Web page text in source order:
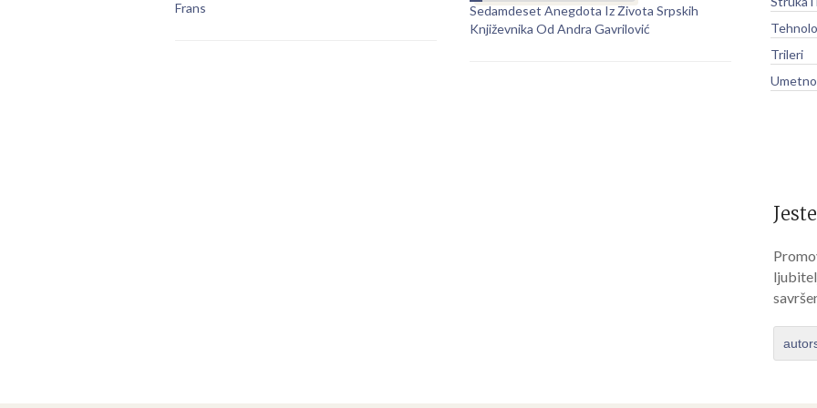
Frans
Sedamdeset Anegdota Iz Života Srpskih
Književnika Od Andra Gavrilović
Trileri